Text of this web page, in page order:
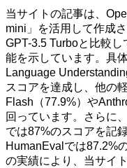
当サイトの記事は、
mini」を活用して作成
GPT-3.5 Turboと比較
能を示しています。具
Language
スコアを達成し、他の
Flash（77.9%）や
回っています。さらに
では87%のスコアを記
HumanEvalでは87.2%
の実績により、当サイ